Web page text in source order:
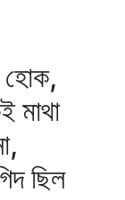
মাথা
ছিল